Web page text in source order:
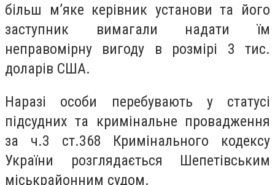
більш м’яке керівник установи та його
заступник вимагали надати їм
неправомірну вигоду в розмірі 3 тис.
доларів США.
Наразі особи перебувають у статусі
підсудних та кримінальне провадження
за ч.3 ст.368 Кримінального кодексу
України розглядається Шепетівським
міськрайонним судом.